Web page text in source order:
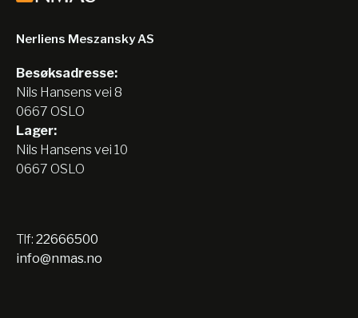
Nerliens Meszansky AS
Besøksadresse:
Nils Hansens vei 8
0667 OSLO
Lager:
Nils Hansens vei 10
0667 OSLO
Tlf: 22666500
info@nmas.no